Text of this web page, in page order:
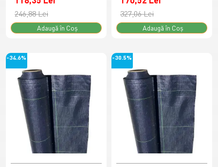
246,88 Lei
Adaugă în Coş
327,06 Lei
Adaugă în Coş
-34.6% -30.5%